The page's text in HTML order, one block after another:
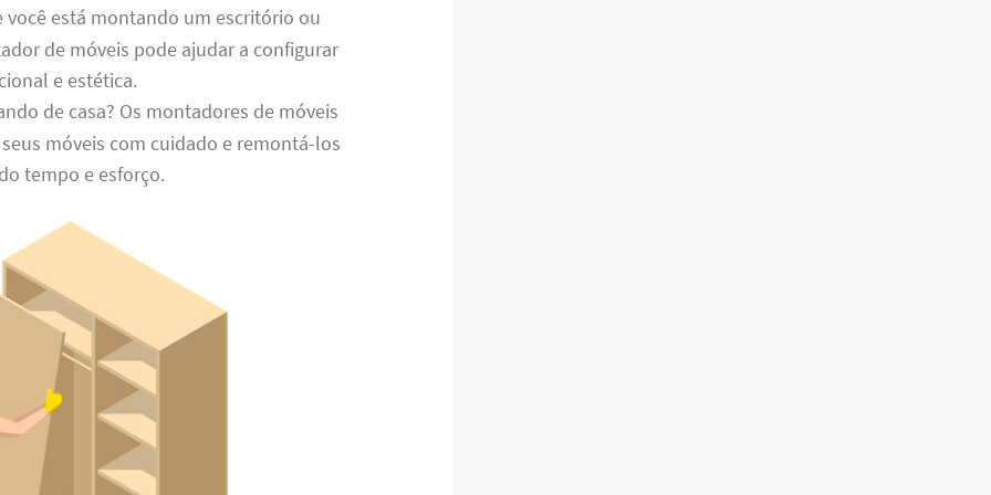
você está montando um escritório ou
de móveis pode ajudar a configurar
e estética.
de casa? Os montadores de móveis
móveis com cuidado e remontá-los
tempo e esforço.